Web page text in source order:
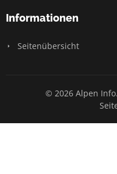
Informationen
Seitenübersicht
© 2026 Alpen